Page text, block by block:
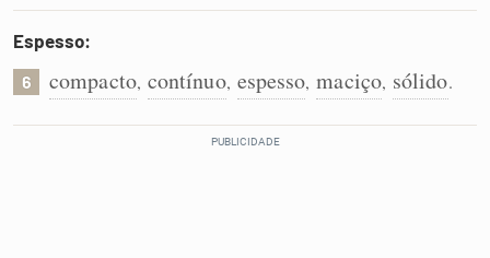
Espesso:
6 compacto, contínuo, espesso, maciço, sólido.